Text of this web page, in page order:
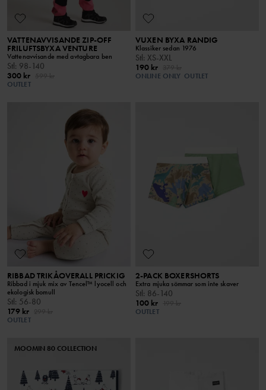
VATTENAVVISANDE ZIP-OFF
FRILUFTSBYXA VENTURE
Vattenavvisande med avtagbara ben
Stl: 98-140
300 kr
OUTLET
VUXEN BYXA RANDIG
Klassiker sedan 1976
Stl: XS-XXL
190 kr
ONLINE ONLY OUTLET
RIBBAD TRIKÅOVERALL PRICKIG
Ribbad i mjuk mix av Tencel™ lyocell och
ekologisk bomull
Stl: 56-80
179 kr
OUTLET
2-PACK BOXERSHORTS
Extra mjuka sömmar som inte skaver
Stl: 86-140
100 kr
OUTLET
MOOMIN 80 COLLECTION